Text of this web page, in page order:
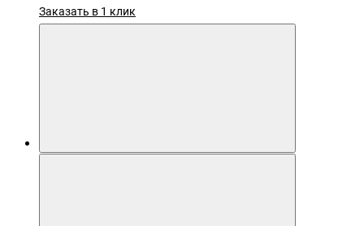
Заказать в 1 клик